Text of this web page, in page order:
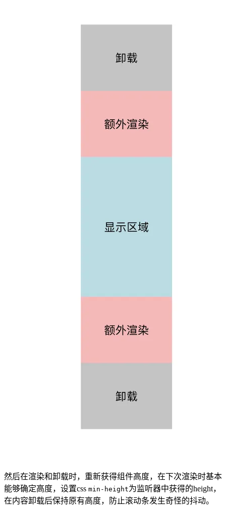
然后在渲染和卸载时，重新获得组件高度，在下次渲染时基本
能够确定高度，设置css min-height为监听器中获得的height，
在内容卸载后保持原有高度，防止滚动条发生奇怪的抖动。